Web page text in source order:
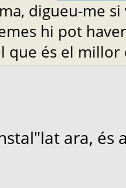
digueu-me
hi pot
que és el millor
ara, és